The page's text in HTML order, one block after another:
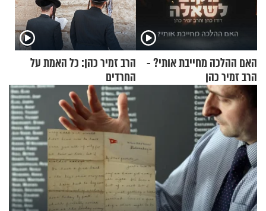
האם ההלכה מחייבת אותי? -
הרב זמיר כהן
הרב זמיר כהן: כל האמת על
החרדים